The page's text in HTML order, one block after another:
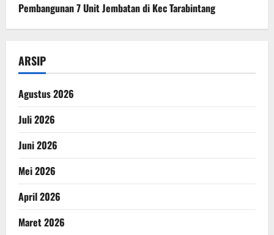
Pembangunan 7 Unit Jembatan di Kec Tarabintang
ARSIP
Agustus 2026
Juli 2026
Juni 2026
Mei 2026
April 2026
Maret 2026